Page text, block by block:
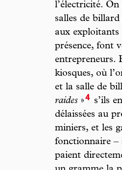
l’électricité.
salles de
aux
présence, font
entrepreneurs.
kiosques, où
et la salle de
raides »4 s’ils
délaissées au
miniers, et les
fonctionnaire –
paient